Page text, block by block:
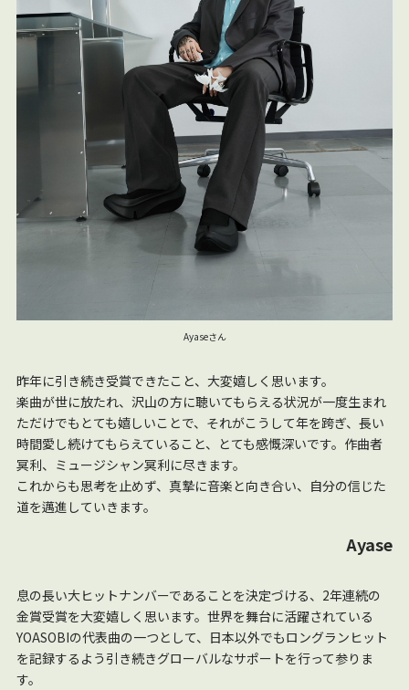
Ayaseさん
昨年に引き続き受賞できたこと、大変嬉しく思います。
楽曲が世に放たれ、沢山の方に聴いてもらえる状況が一度生まれ
ただけでもとても嬉しいことで、それがこうして年を跨ぎ、長い
時間愛し続けてもらえていること、とても感慨深いです。作曲者
冥利、ミュージシャン冥利に尽きます。
これからも思考を止めず、真摯に音楽と向き合い、自分の信じた
道を邁進していきます。
Ayase
息の長い大ヒットナンバーであることを決定づける、2年連続の
金賞受賞を大変嬉しく思います。世界を舞台に活躍されている
YOASOBIの代表曲の一つとして、日本以外でもロングランヒット
を記録するよう引き続きグローバルなサポートを行って参りま
す。